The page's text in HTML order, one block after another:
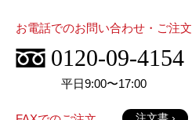
お電話でのお問い合わせ・ご注文
0120-09-4154
平日9:00〜17:00
注文書 ›